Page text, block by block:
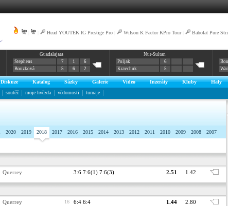
Head YOUTEK IG Prestige Pro Wilson K Factor KPro Tour| Babolat Pure
Guadalajara
Stephens
7 1
6
Bouzková
5 6 2
Nur-Sultan
Poljak
6
Kravchuk
5
Diskuze Katalog Sázky Galerie Video Inzeráty Kluby Haly
soutěž moje hvězda vědomosti turnaje
2020 2019 2018 2017 2016 2015 2014 2013 2012 2011 2010 2009 2008 2007
Querrey 3:6 7:6(1) 7:6(3) 2.51 1.42
Querrey 16 6:4 6:4 1.44 2.80